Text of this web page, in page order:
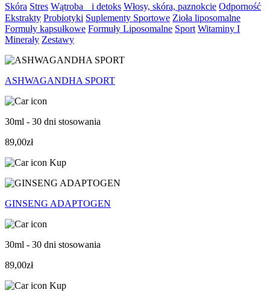
Skóra Stres Wątroba i detoks Włosy, skóra, paznokcie Odporność
Ekstrakty Probiotyki Suplementy Sportowe Zioła liposomalne
Formuły kapsułkowe Formuły Liposomalne Sport Witaminy I
Minerały Zestawy
ASHWAGANDHA SPORT
30ml - 30 dni stosowania
89,00zł
Kup
GINSENG ADAPTOGEN
30ml - 30 dni stosowania
89,00zł
Kup